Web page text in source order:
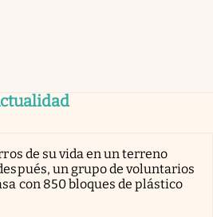
de su vida en un terreno
un grupo de voluntarios
con 850 bloques de plástico